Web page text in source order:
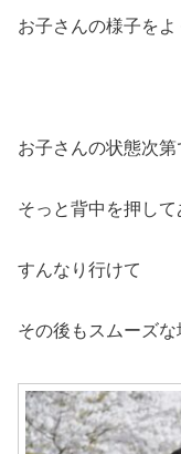
お子さんの様子をよ
お子さんの状態次第
そっと背中を押し
すんなり行けて
その後もスムーズな